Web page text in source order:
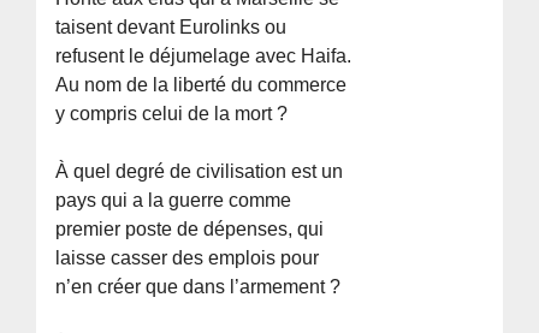
taisent devant Eurolinks ou
refusent le déjumelage avec Haifa.
Au nom de la liberté du commerce
y compris celui de la mort ?
À quel degré de civilisation est un
pays qui a la guerre comme
premier poste de dépenses, qui
laisse casser des emplois pour
n’en créer que dans l’armement ?